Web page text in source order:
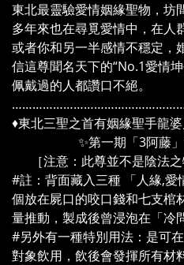
東北最靈驗愛情姻緣聖物，坊
多年來也在尋覓愛情中，在人
或者你和另一半感情不穩定，
信這尊聞名天下的“No.1愛情
佩戴過的人都讚口不絕。
♦️東北三聖之首有姻緣聖手龍
✨第一期「3阿藤」“
［注意：此尊並不是陰法之
#註：背面藏入三種 「人緣,愛
個放在屍口的咬口錢和七支棺
量推動，製成後曾浸泡在「冷
#另外有一種特別用法：是可
對象飲用，飲後會發揮所有